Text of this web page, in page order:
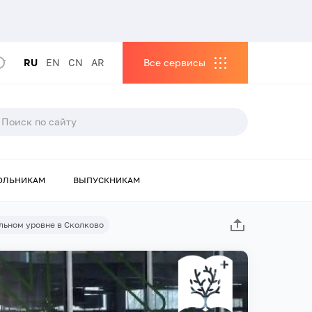
RU EN CN AR Все сервисы
ВЫПУСКНИКАМ
уровне в Сколково